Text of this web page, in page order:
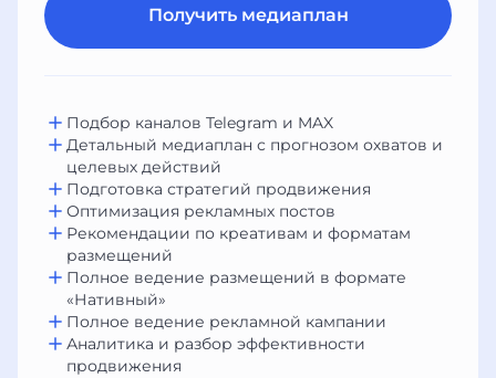
Получить медиаплан
Подбор каналов Telegram и MAX
Детальный медиаплан с прогнозом охватов и
целевых действий
Подготовка стратегий продвижения
Оптимизация рекламных постов
Рекомендации по креативам и форматам
размещений
Полное ведение размещений в формате
«Нативный»
Полное ведение рекламной кампании
Аналитика и разбор эффективности
продвижения